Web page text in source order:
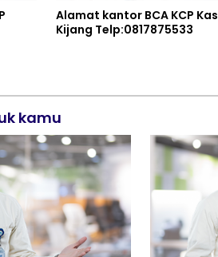
Alamat kantor BCA KCP Kas
Kijang Telp:0817875533
kamu